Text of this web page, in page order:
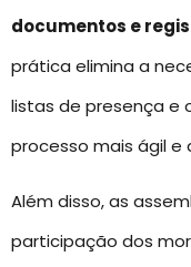
documentos e
prática elimina a
listas de presença e
processo mais ágil e
Além disso, as
participação dos